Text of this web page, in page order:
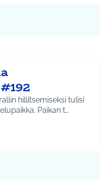
hillitsemiseksi tulisi
Paikan t…
Hyvinvoiva Tuusula